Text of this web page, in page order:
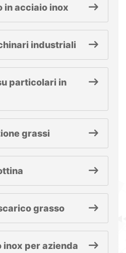
in acciaio inox
industriali
particolari in
grassi
grasso
inox per azienda